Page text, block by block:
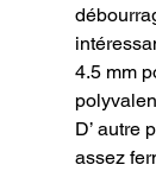
4.5 mm
D’ autre
assez